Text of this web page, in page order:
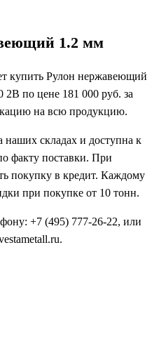
1.2 мм
купить Рулон нержавеющий
2В по цене 181 000 руб. за
на всю продукцию.
наших складах и доступна к
факту поставки. При
покупку в кредит. Каждому
при покупке от 10 тонн.
+7 (495) 777-26-22, или